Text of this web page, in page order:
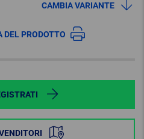
CAMBIA VARIANTE
DEL PRODOTTO